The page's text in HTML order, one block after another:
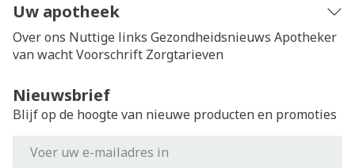
Uw apotheek
Over ons Nuttige links Gezondheidsnieuws Apotheker
van wachtVoorschrift Zorgtarieven
Nieuwsbrief
Blijf op de hoogte van nieuwe producten en promoties